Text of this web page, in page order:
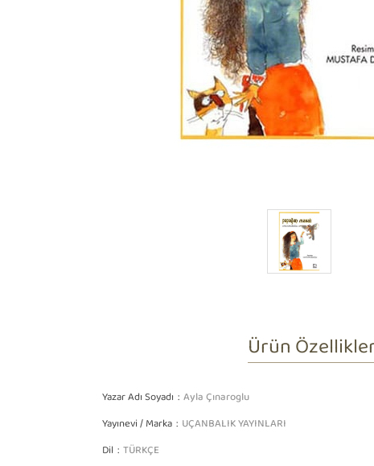
Ürün
Yazar Adı Soyadı Ayla Çınaroglu
Yayınevi / Marka UÇANBALIK YAYINLARI
Dil TÜRKÇE